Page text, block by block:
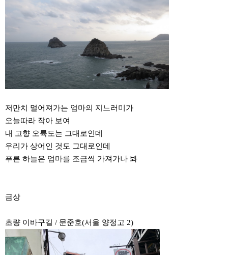
저만치 멀어져가는 엄마의 지느러미가
오늘따라 작아 보여
내 고향 오륙도는 그대로인데
우리가 상어인 것도 그대로인데
푸른 하늘은 엄마를 조금씩 가져가나 봐
금상
초량 이바구길 / 문준호(서울 양정고 2)